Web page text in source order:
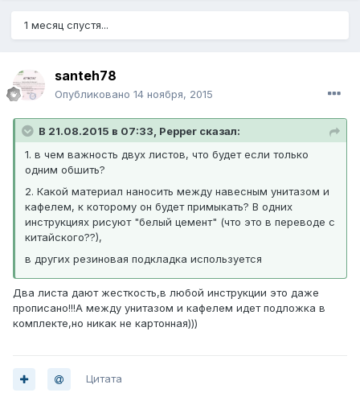
1 месяц спустя...
santeh78
Опубликовано 14 ноября, 2015
В 21.08.2015 в 07:33, Pepper сказал:
1. в чем важность двух листов, что будет если только
одним обшить?
2. Какой материал наносить между навесным унитазом и
кафелем, к которому он будет примыкать? В одних
инструкциях рисуют "белый цемент" (что это в переводе с
китайского??),
в других резиновая подкладка используется
Два листа дают жесткость,в любой инструкции это даже
прописано!!!А между унитазом и кафелем идет подложка в
комплекте,но никак не картонная)))
Цитата